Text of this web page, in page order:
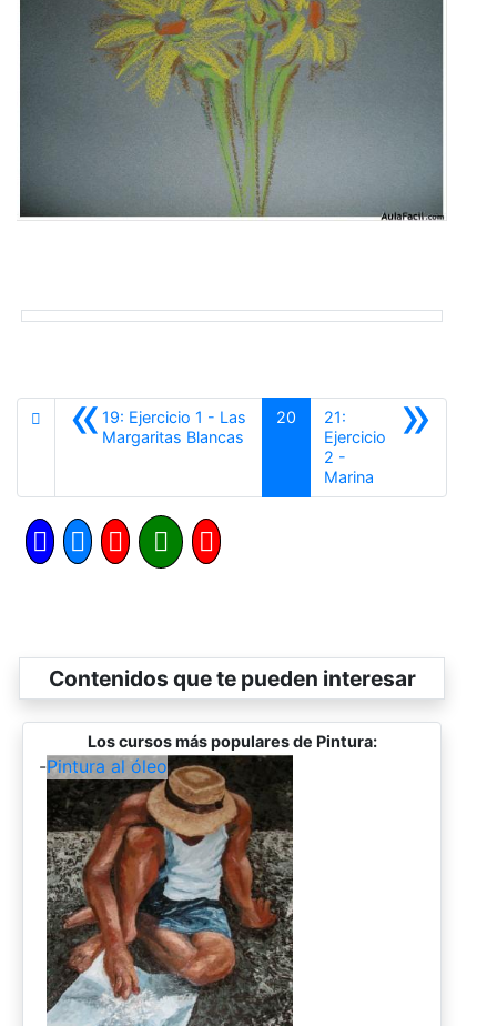
«19: Ejercicio 1 - Las
Margaritas Blancas
20 »
21:
Ejercicio
2 -
Marina
Contenidos que te pueden interesar
Los cursos más populares de Pintura:
-Pintura al óleo